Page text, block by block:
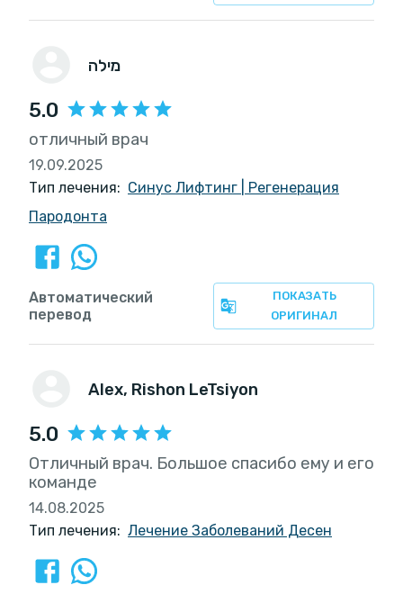
מילה
5.0
отличный врач
19.09.2025
Тип лечения: Синус Лифтинг
Регенерация
Пародонта
ПОКАЗАТЬ
ОРИГИНАЛ
Автоматический
перевод
Alex, Rishon LeTsiyon
5.0
Отличный врач. Большое спасибо ему и его
команде
14.08.2025
Тип лечения: Лечение Заболеваний Десен